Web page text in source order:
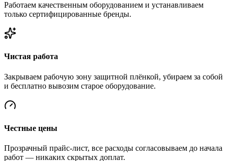
Работаем качественным оборудованием и устанавливаем
только сертифицированные бренды.
Чистая работа
Закрываем рабочую зону защитной плёнкой, убираем за собой
и бесплатно вывозим старое оборудование.
Честные цены
Прозрачный прайс-лист, все расходы согласовываем до начала
работ — никаких скрытых доплат.